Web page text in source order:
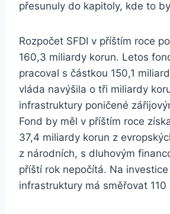
přesunuly do kapitoly, kde to
Rozpočet SFDI v příštím roce
160,3 miliardy korun. Letos
pracoval s částkou 150,1
vláda navýšila o tři miliardy
infrastruktury poničené
Fond by měl v příštím roce
37,4 miliardy korun z
z národních, s dluhovým
příští rok nepočítá. Na
infrastruktury má směřovat 110